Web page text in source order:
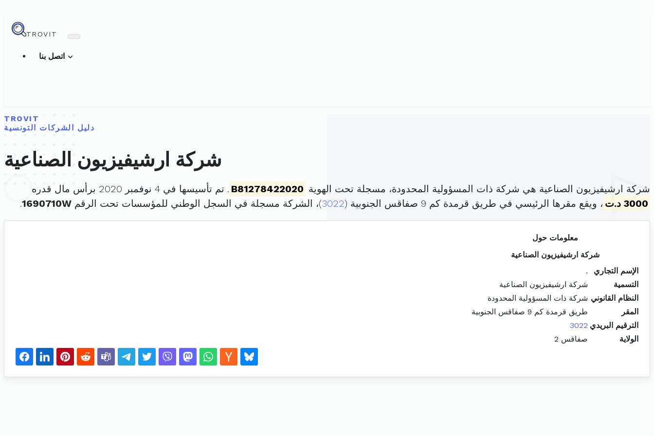
TROVIT
TROVIT
دليل الشركات التونسية
شركة ارشيفيزيون الصناعية
شركة ارشيفيزيون الصناعية هي شركة ذات المسؤولية المحدودة، مسجلة تحت الهوية B81278422020 . تم تأسيسها في 4 نوفمبر 2020 برأس مال قدره
3000 د.ت
، ويقع مقرها الرئيسي في طريق قرمدة كم 9 صفاقس الجنوبية ( 3022)، الشركة مسجلة في السجل الوطني للمؤسسات تحت الرقم 1690710W
.
معلومات حول
شركة ارشيفيزيون الصناعية
الإسم التجاري
.
التسمية
شركة ارشيفيزيون الصناعية
النظام القانوني شركة ذات المسؤولية المحدودة
المقر
طريق قرمدة كم 9 صفاقس الجنوبية
الترقيم البريدي 3022
الولاية
صفاقس 2